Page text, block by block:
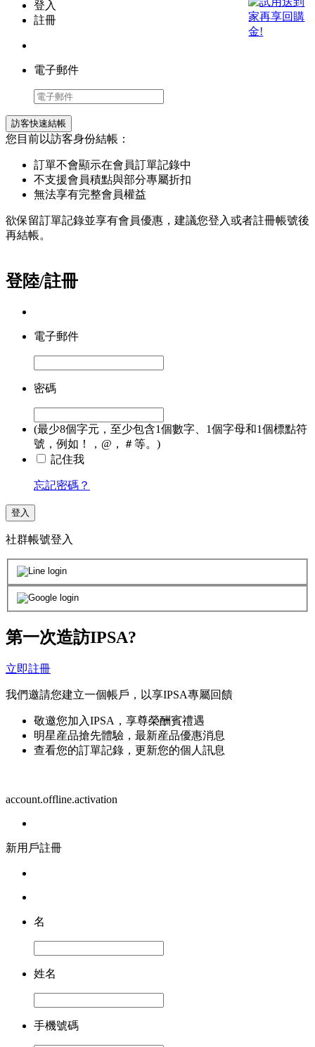
登入
註冊
電子郵件
訪客快速結帳
您目前以訪客身份結帳：
訂單不會顯示在會員訂單記錄中
不支援會員積點與部分專屬折扣
無法享有完整會員權益
欲保留訂單記錄並享有會員優惠，建議您登入或者註冊帳號後
再結帳。
登陸/註冊
電子郵件
密碼
(最少8個字元，至少包含1個數字、1個字母和1個標點符
號，例如！，@，＃等。)
記住我
忘記密碼？
登入
社群帳號登入
第一次造訪IPSA?
立即註冊
我們邀請您建立一個帳戶，以享IPSA專屬回饋
敬邀您加入IPSA，享尊榮酬賓禮遇
明星産品搶先體驗，最新産品優惠消息
查看您的訂單記錄，更新您的個人訊息
account.offline.activation
新用戶註冊
名
姓名
手機號碼